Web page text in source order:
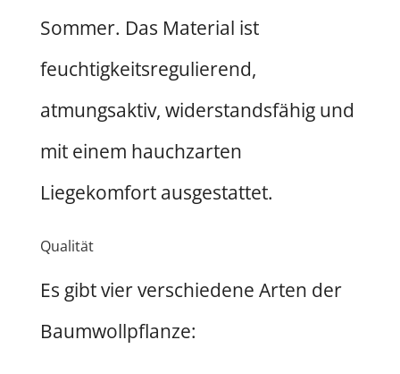
Sommer. Das Material ist
feuchtigkeitsregulierend,
atmungsaktiv, widerstandsfähig und
mit einem hauchzarten
Liegekomfort ausgestattet.
Qualität
Es gibt vier verschiedene Arten der
Baumwollpflanze: